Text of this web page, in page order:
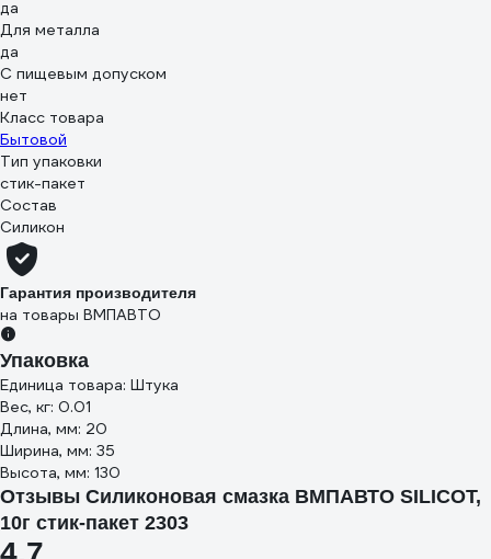
да
Для металла
да
С пищевым допуском
нет
Класс товара
Бытовой
Тип упаковки
стик-пакет
Состав
Силикон
Гарантия производителя
на товары ВМПАВТО
Упаковка
Единица товара: Штука
Вес, кг: 0.01
Длина, мм: 20
Ширина, мм: 35
Высота, мм: 130
Отзывы Силиконовая смазка ВМПАВТО SILICOT,
10г стик-пакет 2303